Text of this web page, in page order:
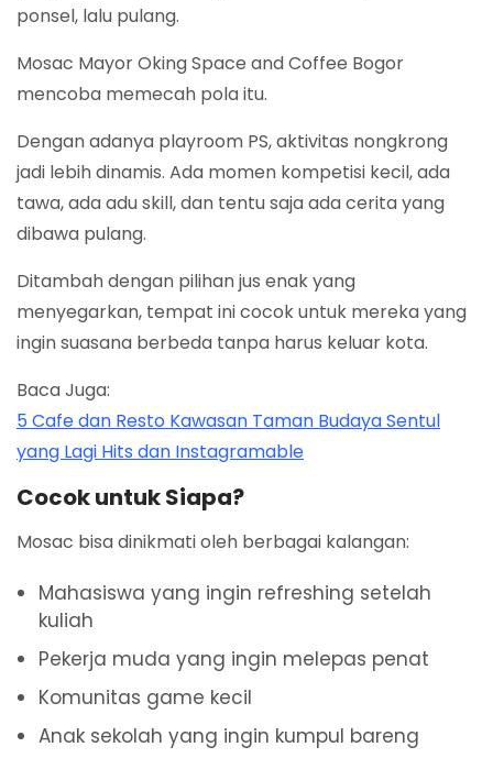
ponsel, lalu pulang.
Mosac Mayor Oking Space and Coffee Bogor
mencoba memecah pola itu.
Dengan adanya playroom PS, aktivitas nongkrong
jadi lebih dinamis. Ada momen kompetisi kecil, ada
tawa, ada adu skill, dan tentu saja ada cerita yang
dibawa pulang.
Ditambah dengan pilihan jus enak yang
menyegarkan, tempat ini cocok untuk mereka yang
ingin suasana berbeda tanpa harus keluar kota.
Baca Juga:
5 Cafe dan Resto Kawasan Taman Budaya Sentul
yang Lagi Hits dan Instagramable
Cocok untuk Siapa?
Mosac bisa dinikmati oleh berbagai kalangan:
Mahasiswa yang ingin refreshing setelah
kuliah
Pekerja muda yang ingin melepas penat
Komunitas game kecil
Anak sekolah yang ingin kumpul bareng